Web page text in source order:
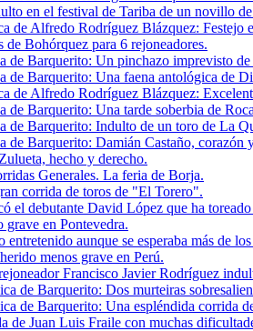
en el festival de Tariba de un novillo
de Alfredo Rodríguez Blázquez: Festejo
de Bohórquez para 6 rejoneadores.
de Barquerito: Un pinchazo imprevisto
de Barquerito: Una faena antológica de
de Alfredo Rodríguez Blázquez:
de Barquerito: Una tarde soberbia de
de Barquerito: Indulto de un toro de La
de Barquerito: Damián Castaño, corazón
hecho y derecho.
Generales. La feria de Borja.
corrida de toros de "El Torero".
el debutante David López que ha
grave en Pontevedra.
entretenido aunque se esperaba más de
menos grave en Perú.
Francisco Javier Rodríguez
de Barquerito: Dos murteiras
de Barquerito: Una espléndida corrida
de Juan Luis Fraile con muchas